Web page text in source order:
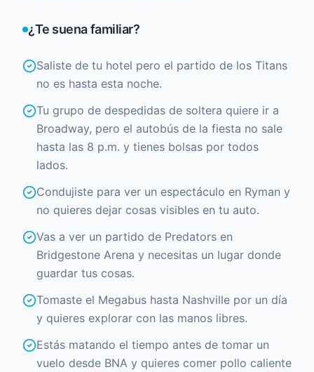
¿Te suena familiar?
Saliste de tu hotel pero el partido de los Titans
no es hasta esta noche.
Tu grupo de despedidas de soltera quiere ir a
Broadway, pero el autobús de la fiesta no sale
hasta las 8 p.m. y tienes bolsas por todos
lados.
Condujiste para ver un espectáculo en Ryman y
no quieres dejar cosas visibles en tu auto.
Vas a ver un partido de Predators en
Bridgestone Arena y necesitas un lugar donde
guardar tus cosas.
Tomaste el Megabus hasta Nashville por un día
y quieres explorar con las manos libres.
Estás matando el tiempo antes de tomar un
vuelo desde BNA y quieres comer pollo caliente